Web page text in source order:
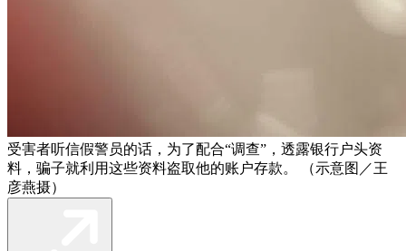
受害者听信假警员的话，为了配合“调查”，透露银行户头资
料，骗子就利用这些资料盗取他的账户存款。 （示意图／王
彦燕摄）